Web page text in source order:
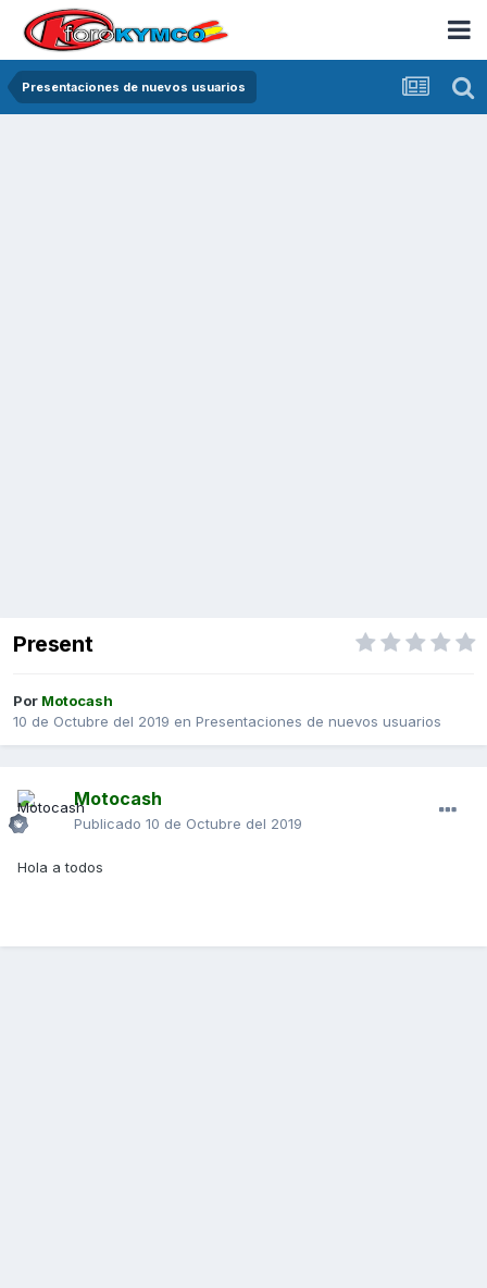
Presentaciones de nuevos usuarios
Present
Por Motocash
10 de Octubre del 2019 en Presentaciones de nuevos usuarios
Motocash
Publicado 10 de Octubre del 2019
Hola a todos